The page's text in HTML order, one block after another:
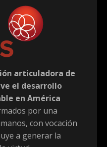
articuladora de
el desarrollo
en América
por una
con vocación
a generar la